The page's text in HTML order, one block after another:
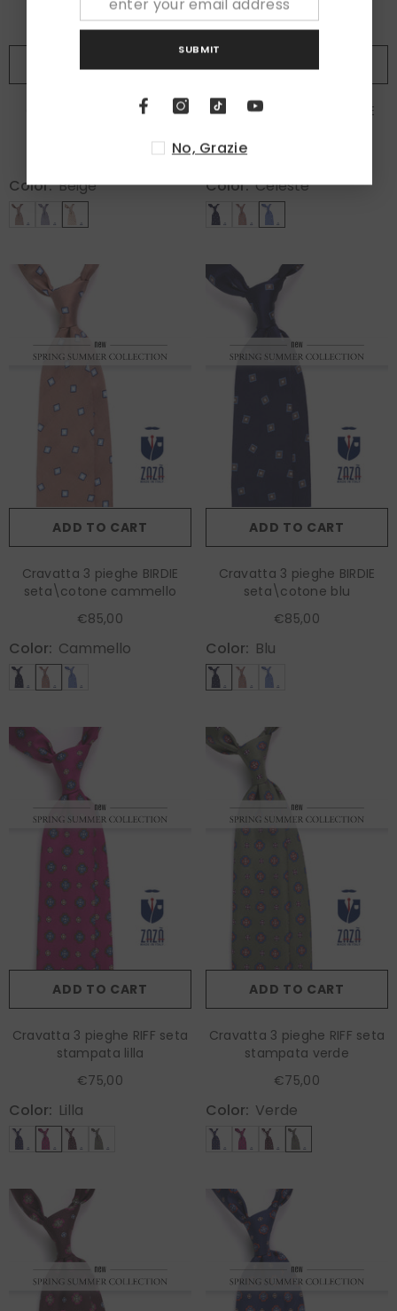
Cravatta 3 pieghe EARL
Color: Beige
Cravatta 3 pieghe BIRDIE
Color: Celeste
ADD TO CART
Cravatta 3 pieghe BIRDIE
seta\cotone cammello
€85,00
Color: Cammello
ADD TO CART
Cravatta 3 pieghe BIRDIE
seta\cotone blu
€85,00
Color: Blu
ADD TO CART
Cravatta 3 pieghe RIFF seta
stampata lilla
€75,00
Color: Lilla
ADD TO CART
Cravatta 3 pieghe RIFF seta
stampata verde
€75,00
Color: Verde
SUBMIT
No, Grazie